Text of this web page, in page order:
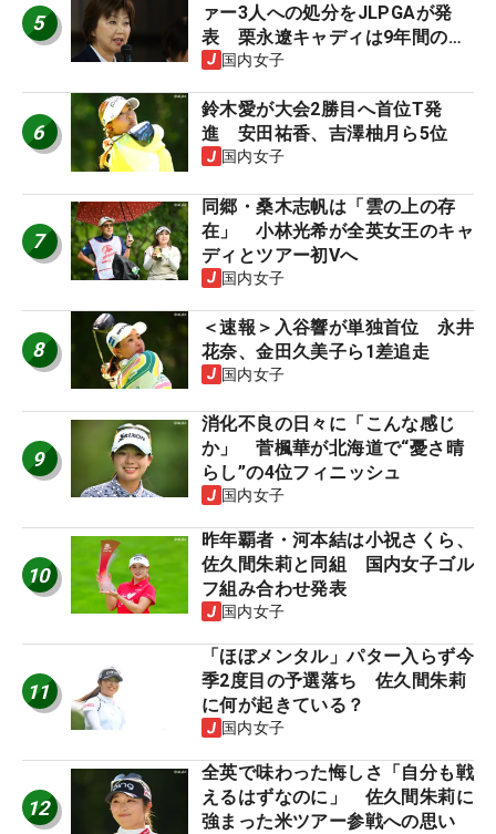
5
ァー3人への処分をJLPGAが発
表 栗永遼キャディは9年間の立
ち入り禁止
国内女子
6
鈴木愛が大会2勝目へ首位T発
進 安田祐香、吉澤柚月ら5位
国内女子
7
同郷・桑木志帆は「雲の上の存
在」 小林光希が全英女王のキャ
ディとツアー初Vへ
国内女子
8
＜速報＞入谷響が単独首位 永井
花奈、金田久美子ら1差追走
国内女子
9
消化不良の日々に「こんな感じ
か」 菅楓華が北海道で“憂さ晴
らし”の4位フィニッシュ
国内女子
10
昨年覇者・河本結は小祝さくら、
佐久間朱莉と同組 国内女子ゴル
フ組み合わせ発表
国内女子
11
「ほぼメンタル」パター入らず今
季2度目の予選落ち 佐久間朱莉
に何が起きている？
国内女子
12
全英で味わった悔しさ「自分も戦
えるはずなのに」 佐久間朱莉に
強まった米ツアー参戦への思い